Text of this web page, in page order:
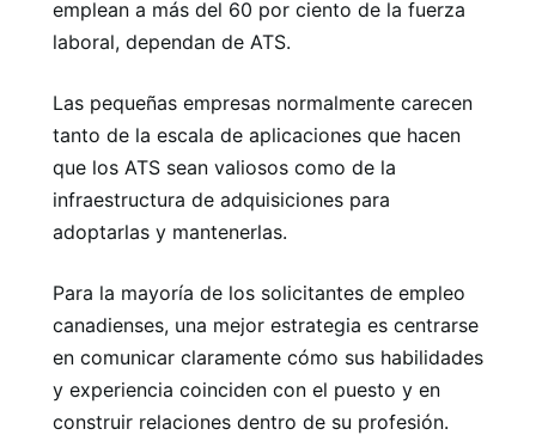
emplean a más del 60 por ciento de la fuerza
laboral, dependan de ATS.
Las pequeñas empresas normalmente carecen
tanto de la escala de aplicaciones que hacen
que los ATS sean valiosos como de la
infraestructura de adquisiciones para
adoptarlas y mantenerlas.
Para la mayoría de los solicitantes de empleo
canadienses, una mejor estrategia es centrarse
en comunicar claramente cómo sus habilidades
y experiencia coinciden con el puesto y en
construir relaciones dentro de su profesión.